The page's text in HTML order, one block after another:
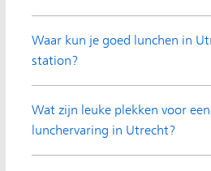
Waar kun je goed lunchen in
station?
Wat zijn leuke plekken voor
lunchervaring in Utrecht?